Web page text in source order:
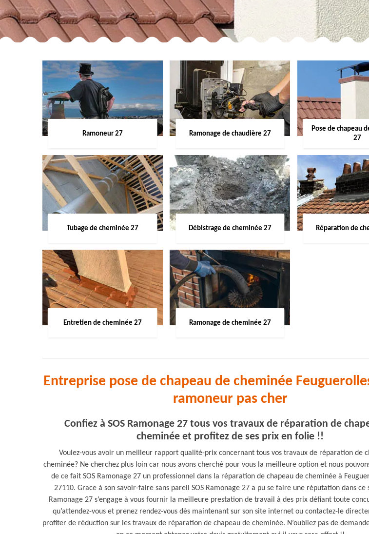
Ramoneur 27 Ramonage de chaudière 27
Pose de chapeau
27
Tubage de cheminée 27 Débistrage de cheminée 27 Réparation de
Entretien de cheminée 27 Ramonage de cheminée 27
Entreprise pose de chapeau de cheminée
ramoneur pas cher
Confiez à SOS Ramonage 27 tous vos travaux de réparation de
cheminée et profitez de ses prix en folie !!
Voulez-vous avoir un meilleur rapport qualité-prix concernant tous vos travaux de réparation de
cheminée? Ne cherchez plus loin car nous avons cherché pour vous la meilleure option et nous
de ce fait SOS Ramonage 27 un professionnel dans la réparation de chapeau de cheminée à
27110. Grace à son savoir-faire sans pareil SOS Ramonage 27 a pu se faire une réputation dans ce
Ramonage 27 s’engage à vous fournir la meilleure prestation de travail à des prix défiant toute
qu’attendez-vous et prenez rendez-vous dès maintenant sur son site internet ou contactez-le
profiter de réduction sur les travaux de réparation de chapeau de cheminée. N’oubliez pas de